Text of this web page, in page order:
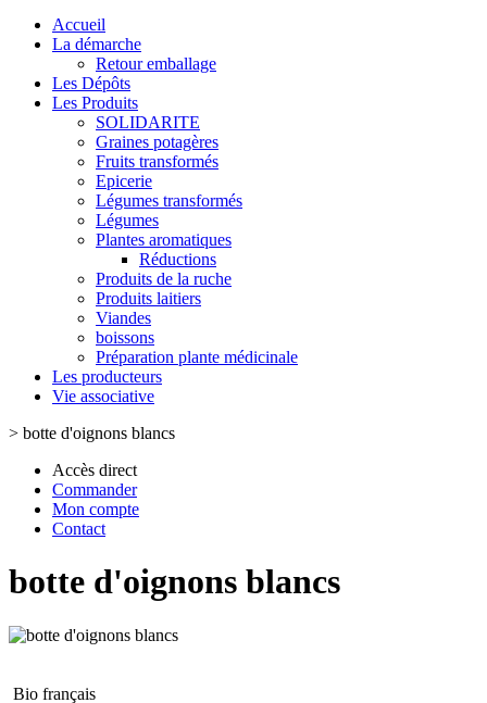
Accueil
La démarche
Retour emballage
Les Dépôts
Les Produits
SOLIDARITE
Graines potagères
Fruits transformés
Epicerie
Légumes transformés
Légumes
Plantes aromatiques
Réductions
Produits de la ruche
Produits laitiers
Viandes
boissons
Préparation plante médicinale
Les producteurs
Vie associative
> botte d'oignons blancs
Accès direct
Commander
Mon compte
Contact
botte d'oignons blancs
Bio français